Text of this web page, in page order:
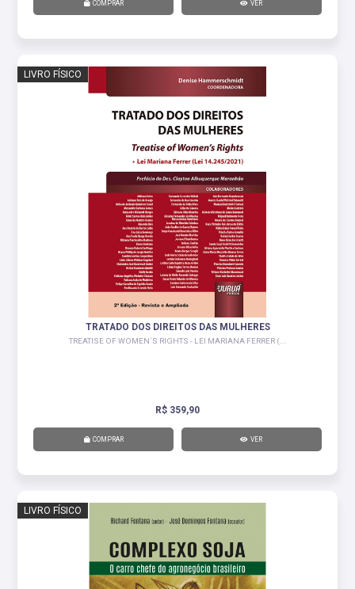
COMPRAR VER
LIVRO FÍSICO
TRATADO DOS DIREITOS DAS MULHERES
TREATISE OF WOMEN´S RIGHTS - LEI MARIANA FERRER (...
R$ 359,90
COMPRAR VER
LIVRO FÍSICO